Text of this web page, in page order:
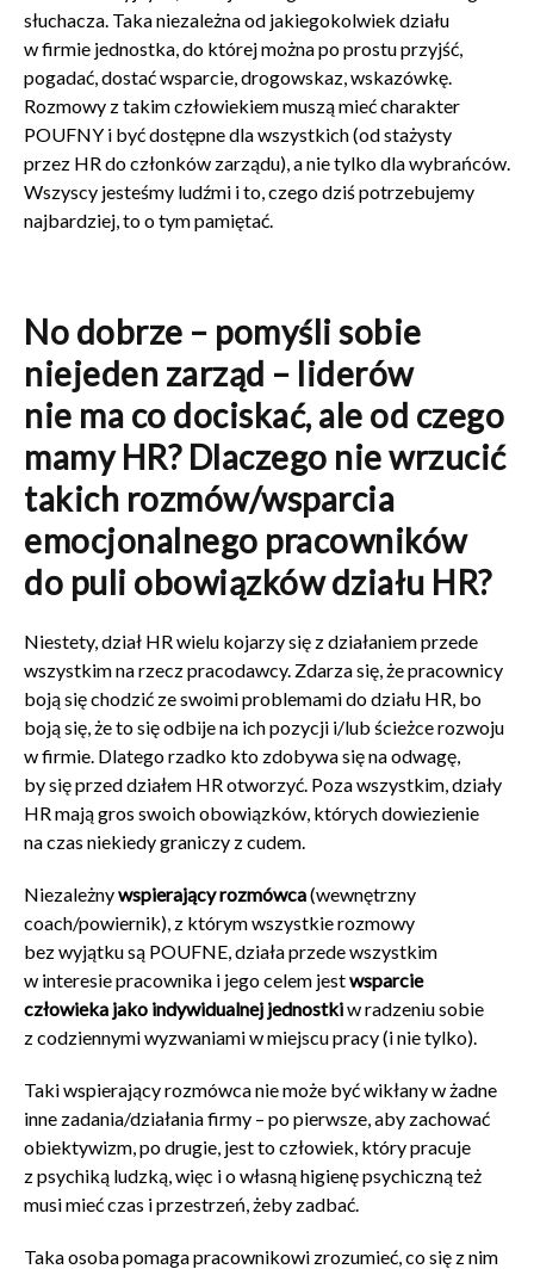
słuchacza. Taka niezależna od jakiegokolwiek działu
w firmie jednostka, do której można po prostu przyjść,
pogadać, dostać wsparcie, drogowskaz, wskazówkę.
Rozmowy z takim człowiekiem muszą mieć charakter
POUFNY i być dostępne dla wszystkich (od stażysty
przez HR do członków zarządu), a nie tylko dla wybrańców.
Wszyscy jesteśmy ludźmi i to, czego dziś potrzebujemy
najbardziej, to o tym pamiętać.
No dobrze – pomyśli sobie
niejeden zarząd – liderów
nie ma co dociskać, ale od czego
mamy HR? Dlaczego nie wrzucić
takich rozmów/wsparcia
emocjonalnego pracowników
do puli obowiązków działu HR?
Niestety, dział HR wielu kojarzy się z działaniem przede
wszystkim na rzecz pracodawcy. Zdarza się, że pracownicy
boją się chodzić ze swoimi problemami do działu HR, bo
boją się, że to się odbije na ich pozycji i/lub ścieżce rozwoju
w firmie. Dlatego rzadko kto zdobywa się na odwagę,
by się przed działem HR otworzyć. Poza wszystkim, działy
HR mają gros swoich obowiązków, których dowiezienie
na czas niekiedy graniczy z cudem.
Niezależnywspierający rozmówca(wewnętrzny
coach/powiernik), z którym wszystkie rozmowy
bez wyjątku są POUFNE, działa przede wszystkim
w interesie pracownika i jego celem jestwsparcie
człowieka jako indywidualnej jednostkiw radzeniu sobie
z codziennymi wyzwaniami w miejscu pracy (i nie tylko).
Taki wspierający rozmówca nie może być wikłany w żadne
inne zadania/działania firmy – po pierwsze, aby zachować
obiektywizm, po drugie, jest to człowiek, który pracuje
z psychiką ludzką, więc i o własną higienę psychiczną też
musi mieć czas i przestrzeń, żeby zadbać.
Taka osoba pomaga pracownikowi zrozumieć, co się z nim